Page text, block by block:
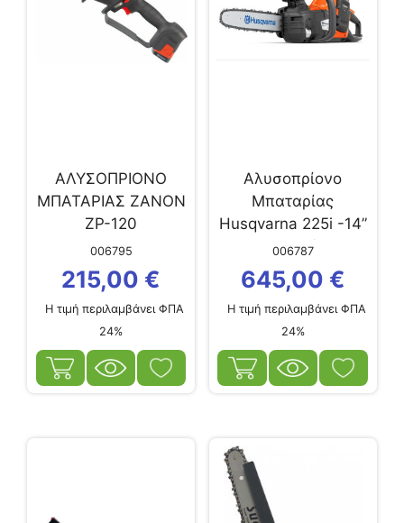
ΑΛΥΣΟΠΡΙΟΝΟ
ΜΠΑΤΑΡΙΑΣ ZANON
ZP-120
006795
215,00 €
Η τιμή περιλαμβάνει ΦΠΑ
24%
Αλυσοπρίονο
Μπαταρίας
Husqvarna 225i -14”
(με μπαταρία 40-
Β140...
006787
645,00 €
Η τιμή περιλαμβάνει ΦΠΑ
24%